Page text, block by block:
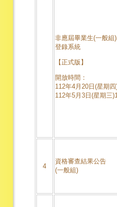
非應屆畢業生(一般組
登錄系統
【正式版】
開放時間：
112年4月20日(星期
112年5月3日(星期三
4
資格審查結果公告
(一般組)